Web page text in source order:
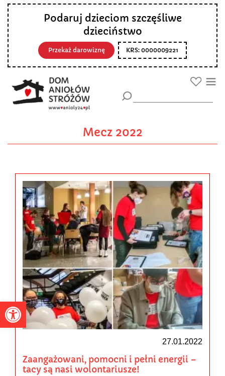
Otwórz pasek narzędzi
Podaruj dzieciom szczęśliwe
dzieciństwo
Przekaż darowiznę KRS: 0000009221
Mecz 2022
27.01.2022
Zaangażowani, pomocni i pełni energii –
tacy są nasi wolontariusze!